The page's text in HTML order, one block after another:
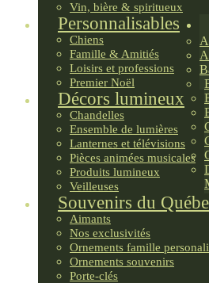
Vin, bière & spiritueux
Personnalisables
Chiens
Famille & Amitiés
Loisirs et professions
Premier Noël
Décors lumineux
Chandelles
Ensemble de lumières
Lanternes et télévisions
Pièces animées musicales
Produits lumineux
Veilleuses
Souvenirs du
Aimants
Nos exclusivités
Ornements famille
Ornements souvenirs
Porte-clés